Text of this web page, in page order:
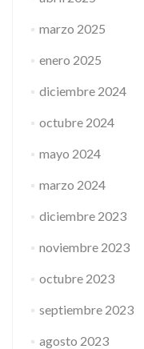
marzo 2025
enero 2025
diciembre 2024
octubre 2024
mayo 2024
marzo 2024
diciembre 2023
noviembre 2023
octubre 2023
septiembre 2023
agosto 2023